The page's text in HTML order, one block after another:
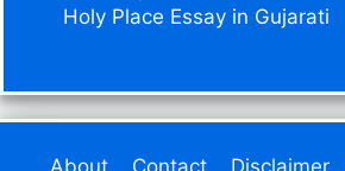
Holy Place Essay in Gujarati
About Contact Disclaimer